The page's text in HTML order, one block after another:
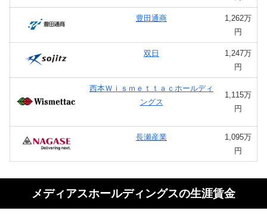
豊田通商
1,262万
円
双日
1,247万
円
西本Ｗｉｓｍｅｔｔａｃホールディ
ングス
1,115万
円
長瀬産業
1,095万
円
メディアスホールディングスの生涯賃金